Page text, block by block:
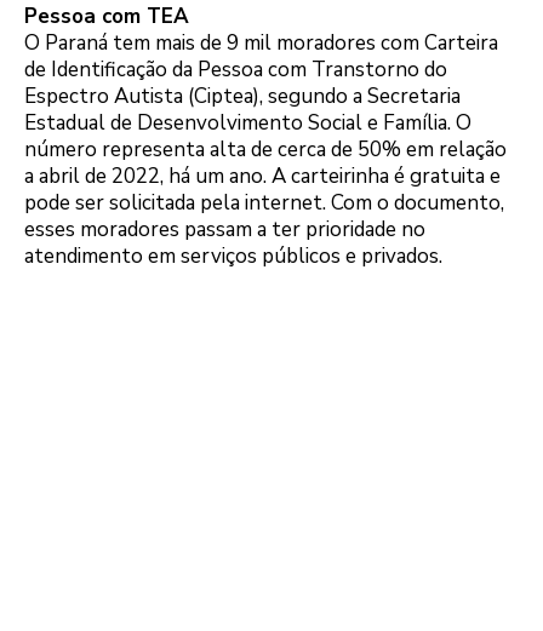
Pessoa com TEA
O Paraná tem mais de 9 mil moradores com Carteira
de Identificação da Pessoa com Transtorno do
Espectro Autista (Ciptea), segundo a Secretaria
Estadual de Desenvolvimento Social e Família. O
número representa alta de cerca de 50% em relação
a abril de 2022, há um ano. A carteirinha é gratuita e
pode ser solicitada pela internet. Com o documento,
esses moradores passam a ter prioridade no
atendimento em serviços públicos e privados.